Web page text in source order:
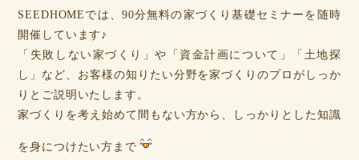
SEEDHOMEでは、90分無料の家づくり基礎セミナーを随時
開催しています♪
「失敗しない家づくり」や「資金計画について」「土地探
し」など、お客様の知りたい分野を家づくりのプロがしっか
りとご説明いたします。
家づくりを考え始めて間もない方から、しっかりとした知識
を身につけたい方まで